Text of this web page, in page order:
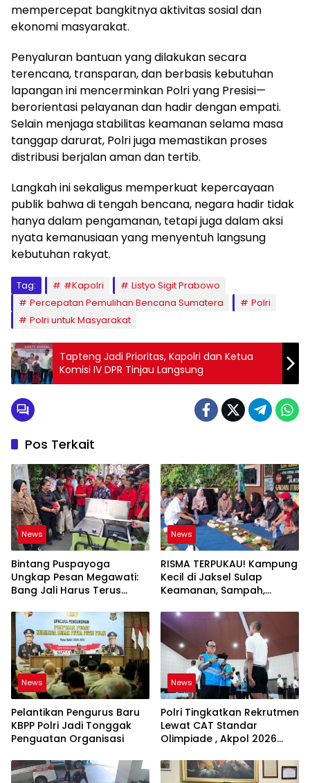
mempercepat bangkitnya aktivitas sosial dan
ekonomi masyarakat.
Penyaluran bantuan yang dilakukan secara
terencana, transparan, dan berbasis kebutuhan
lapangan ini mencerminkan Polri yang Presisi—
berorientasi pelayanan dan hadir dengan empati.
Selain menjaga stabilitas keamanan selama masa
tanggap darurat, Polri juga memastikan proses
distribusi berjalan aman dan tertib.
Langkah ini sekaligus memperkuat kepercayaan
publik bahwa di tengah bencana, negara hadir tidak
hanya dalam pengamanan, tetapi juga dalam aksi
nyata kemanusiaan yang menyentuh langsung
kebutuhan rakyat.
Tag: #Kapolri
Listyo Sigit Prabowo
Percepatan Pemulihan Bencana Sumatera
Polri
Polri untuk Masyarakat
Tapteng Jadi Prioritas, Kapolri dan Ketua
Komisi IV DPR Tinjau Langsung
Pos Terkait
News
Bintang Puspayoga
Ungkap Pesan Megawati:
Bang Jali Harus Terus
Dikembangkan
News
RISMA TERPUKAU! Kampung
Kecil di Jaksel Sulap
Keamanan, Sampah,
Jadi Satu Sistem
News
Pelantikan Pengurus Baru
KBPP Polri Jadi Tonggak
Penguatan Organisasi
News
Polri Tingkatkan Rekrutmen
Lewat CAT Standar
Olimpiade , Akpol 2026